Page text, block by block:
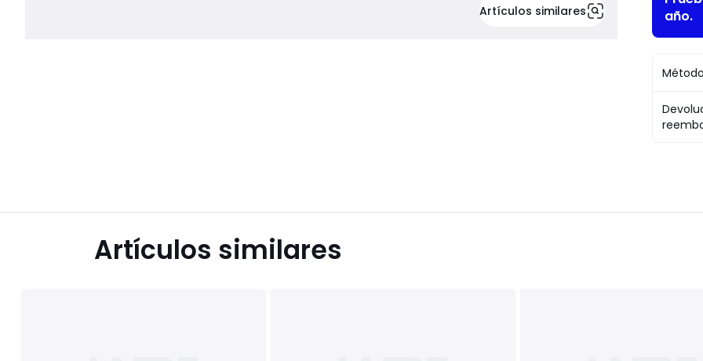
Artículos similares
año.
Artículos similares